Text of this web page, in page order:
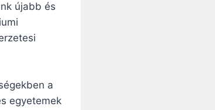
újabb és
a
egyetemek